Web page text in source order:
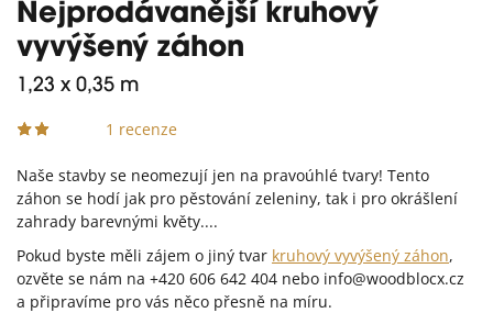
Nejprodávanější kruhový
vyvýšený záhon
1,23 x 0,35 m
1 recenze
Naše stavby se neomezují jen na pravoúhlé tvary! Tento
záhon se hodí jak pro pěstování zeleniny, tak i pro okrášlení
zahrady barevnými květy....
Pokud byste měli zájem o jiný tvar kruhový vyvýšený záhon,
ozvěte se nám na +420 606 642 404 nebo info@woodblocx.cz
a připravíme pro vás něco přesně na míru.